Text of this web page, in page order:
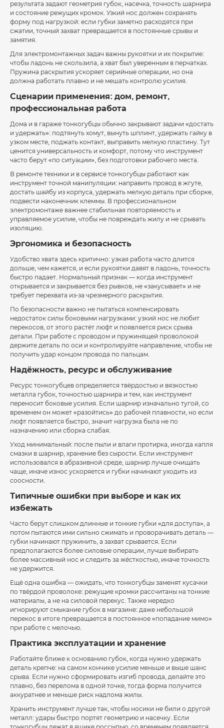
результата задают геометрия губок, насечка, точность шарнира
и состояние режущих кромок. Узкий нос должен сохранять
форму под нагрузкой: если губки заметно расходятся при
сжатии, точный захват превращается в постоянные срывы и
замятия.
Для электромонтажных задач важны рукоятки и их покрытие:
чтобы ладонь не скользила, а хват был уверенным в перчатках.
Пружина раскрытия ускоряет серийные операции, но она
должна работать плавно и не мешать контролю усилия.
Сценарии применения: дом, ремонт,
профессиональная работа
Дома и в гараже тонкогубцы обычно закрывают задачи «достать
и удержать»: подтянуть хомут, вынуть шплинт, удержать гайку в
узком месте, поджать контакт, выправить мелкую пластину. Тут
ценится универсальность и комфорт, потому что инструмент
часто берут «по ситуации», без подготовки рабочего места.
В ремонте техники и в сервисе тонкогубцы работают как
инструмент точной манипуляции: направить провод в жгуте,
достать шайбу из корпуса, удержать мелкую деталь при сборке,
подвести наконечник клеммы. В профессиональном
электромонтаже важнее стабильная повторяемость и
управляемое усилие, чтобы не повреждать жилу и не срывать
изоляцию.
Эргономика и безопасность
Удобство хвата здесь критично: узкая работа часто длится
дольше, чем кажется, и если рукоятки давят в ладонь, точность
быстро падает. Нормальный признак — когда инструмент
открывается и закрывается без рывков, не «закусывает» и не
требует перехвата из-за чрезмерного раскрытия.
По безопасности важно не пытаться компенсировать
недостаток силы боковыми нагрузками: узкий нос не любит
перекосов, от этого растёт люфт и появляется риск срыва
детали. При работе с проводом и пружинящей проволокой
держите деталь по оси и контролируйте направление, чтобы не
получить удар концом провода по пальцам.
Надёжность, ресурс и обслуживание
Ресурс тонкогубцев определяется твёрдостью и вязкостью
металла губок, точностью шарнира и тем, как инструмент
переносит боковые усилия. Если шарнир изначально тугой, со
временем он может «разойтись» до рабочей плавности, но если
люфт появляется быстро, значит нагрузка была не по
назначению или сборка слабая.
Уход минимальный: после пыли и влаги протирка, иногда капля
смазки в шарнир, хранение без сырости. Если инструмент
использовался в абразивной среде, шарнир лучше очищать
чаще, иначе износ ускоряется и губки начинают уходить из
соосности.
Типичные ошибки при выборе и как их
избежать
Часто берут слишком длинные и тонкие губки «для доступа», а
потом пытаются ими сильно сжимать и проворачивать деталь —
губки начинают пружинить, а захват срывается. Если
предполагаются более силовые операции, лучше выбирать
более массивный нос и следить за жёсткостью, иначе точность
не удержится.
Ещё одна ошибка — ожидать, что тонкогубцы заменят кусачки
по твёрдой проволоке: режущие кромки рассчитаны на тонкие
материалы, а не на силовой перекус. Также нередко
игнорируют смыкание губок в магазине: даже небольшой
перекос в итоге превращается в постоянное «попадание мимо»
при работе с мелочью.
Практика эксплуатации и хранение
Работайте ближе к основанию губок, когда нужно удержать
деталь крепче: на самом кончике усилие меньше и выше шанс
срыва. Если нужно сформировать изгиб провода, делайте это
плавно, без перелома в одной точке, тогда форма получится
аккуратнее и меньше риск надлома жилы.
Хранить инструмент лучше так, чтобы носики не били о другой
металл: удары быстро портят геометрию и насечку. Если